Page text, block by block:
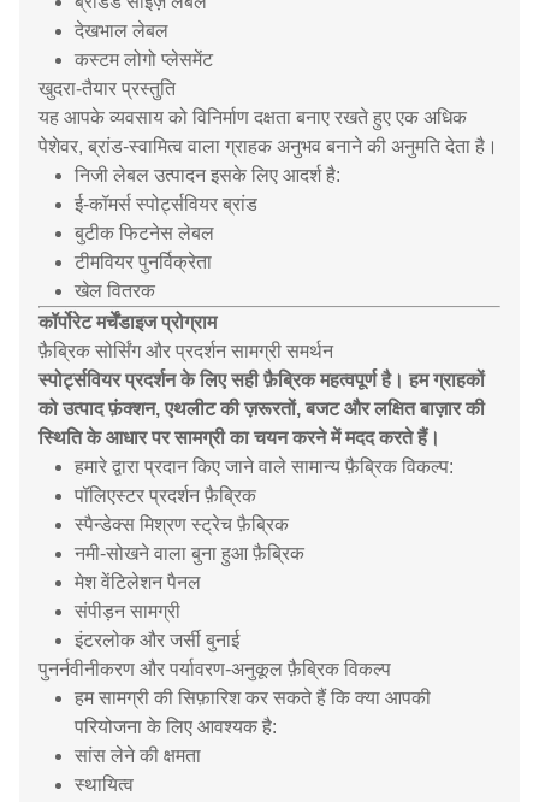
देखभाल लेबल
कस्टम लोगो प्लेसमेंट
खुदरा-तैयार प्रस्तुति
यह आपके व्यवसाय को विनिर्माण दक्षता बनाए रखते हुए एक अधिक
पेशेवर, ब्रांड-स्वामित्व वाला ग्राहक अनुभव बनाने की अनुमति देता है।
निजी लेबल उत्पादन इसके लिए आदर्श है:
ई-कॉमर्स स्पोर्ट्सवियर ब्रांड
बुटीक फिटनेस लेबल
टीमवियर पुनर्विक्रेता
खेल वितरक
कॉर्पोरेट मर्चेंडाइज प्रोग्राम
फ़ैब्रिक सोर्सिंग और प्रदर्शन सामग्री समर्थन
स्पोर्ट्सवियर प्रदर्शन के लिए सही फ़ैब्रिक महत्वपूर्ण है। हम ग्राहकों
को उत्पाद फ़ंक्शन, एथलीट की ज़रूरतों, बजट और लक्षित बाज़ार की
स्थिति के आधार पर सामग्री का चयन करने में मदद करते हैं।
हमारे द्वारा प्रदान किए जाने वाले सामान्य फ़ैब्रिक विकल्प:
पॉलिएस्टर प्रदर्शन फ़ैब्रिक
स्पैन्डेक्स मिश्रण स्ट्रेच फ़ैब्रिक
नमी-सोखने वाला बुना हुआ फ़ैब्रिक
मेश वेंटिलेशन पैनल
संपीड़न सामग्री
इंटरलोक और जर्सी बुनाई
पुनर्नवीनीकरण और पर्यावरण-अनुकूल फ़ैब्रिक विकल्प
हम सामग्री की सिफ़ारिश कर सकते हैं कि क्या आपकी
परियोजना के लिए आवश्यक है:
सांस लेने की क्षमता
स्थायित्व